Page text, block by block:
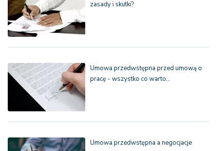
zasady i skutki?
Umowa przedwstępna przed umową o
pracę - wszystko co warto…
Umowa przedwstępna a negocjacje